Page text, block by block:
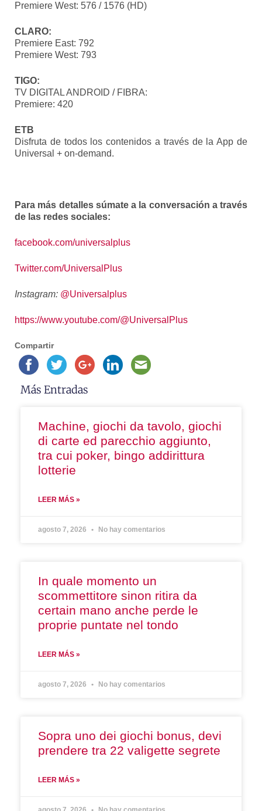
Premiere West: 576 / 1576 (HD)
CLARO:
Premiere East: 792
Premiere West: 793
TIGO:
TV DIGITAL ANDROID / FIBRA:
Premiere: 420
ETB
Disfruta de todos los contenidos a través de la App de
Universal + on-demand.
Para más detalles súmate a la conversación a través
de las redes sociales:
facebook.com/universalplus
Twitter.com/UniversalPlus
Instagram: @Universalplus
https://www.youtube.com/@UniversalPlus
Compartir
Más Entradas
Machine, giochi da tavolo, giochi
di carte ed parecchio aggiunto,
tra cui poker, bingo addirittura
lotterie
LEER MÁS »
agosto 7, 2026 No hay comentarios
In quale momento un
scommettitore sinon ritira da
certain mano anche perde le
proprie puntate nel tondo
LEER MÁS »
agosto 7, 2026 No hay comentarios
Sopra uno dei giochi bonus, devi
prendere tra 22 valigette segrete
LEER MÁS »